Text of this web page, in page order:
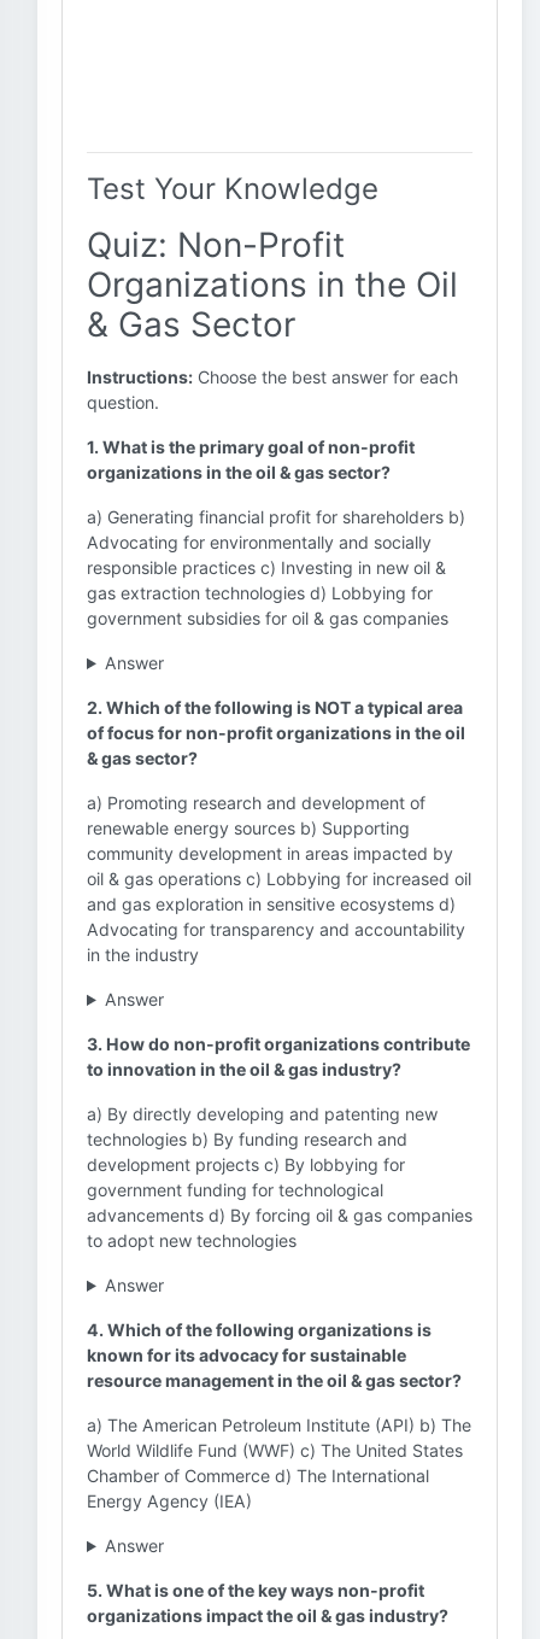
Test Your Knowledge
Quiz: Non-Profit
Organizations in the Oil
& Gas Sector
Instructions: Choose the best answer for each
question.
1. What is the primary goal of non-profit
organizations in the oil & gas sector?
a) Generating financial profit for shareholders b)
Advocating for environmentally and socially
responsible practices c) Investing in new oil &
gas extraction technologies d) Lobbying for
government subsidies for oil & gas companies
Answer
2. Which of the following is NOT a typical area
of focus for non-profit organizations in the oil
& gas sector?
a) Promoting research and development of
renewable energy sources b) Supporting
community development in areas impacted by
oil & gas operations c) Lobbying for increased oil
and gas exploration in sensitive ecosystems d)
Advocating for transparency and accountability
in the industry
Answer
3. How do non-profit organizations contribute
to innovation in the oil & gas industry?
a) By directly developing and patenting new
technologies b) By funding research and
development projects c) By lobbying for
government funding for technological
advancements d) By forcing oil & gas companies
to adopt new technologies
Answer
4. Which of the following organizations is
known for its advocacy for sustainable
resource management in the oil & gas sector?
a) The American Petroleum Institute (API) b) The
World Wildlife Fund (WWF) c) The United States
Chamber of Commerce d) The International
Energy Agency (IEA)
Answer
5. What is one of the key ways non-profit
organizations impact the oil & gas industry?